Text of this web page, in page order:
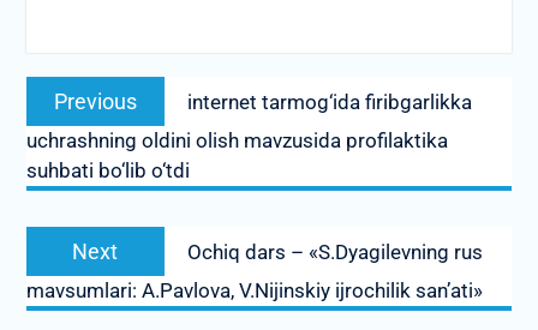
Post
menyusi
Previous
Previous
post:
internet tarmog‘ida firibgarlikka
uchrashning oldini olish mavzusida profilaktika
suhbati bo‘lib o‘tdi
Next
Next
post:
Ochiq dars – «S.Dyagilevning rus
mavsumlari: A.Pavlova, V.Nijinskiy ijrochilik san’ati»